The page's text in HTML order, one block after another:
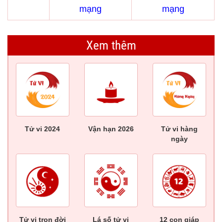
mạng mạng
Xem thêm
Tử vi 2024 Vận hạn 2026
Tử vi hàng
ngày
Tử vi trọn đời Lá số tử vi 12 con giáp